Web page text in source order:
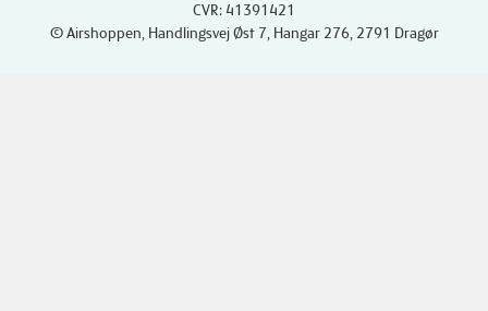
CVR: 41391421
© Airshoppen , Handlingsvej Øst 7, Hangar 276, 2791 Dragør